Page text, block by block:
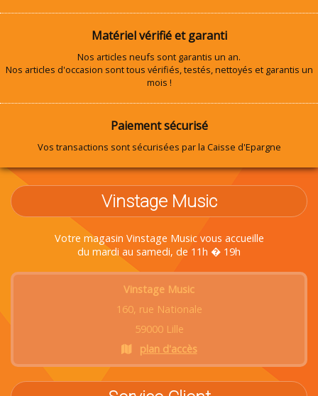
Matériel vérifié et garanti
Nos articles neufs sont garantis un an.
Nos articles d'occasion sont tous vérifiés, testés, nettoyés et garantis un
mois !
Paiement sécurisé
Vos transactions sont sécurisées par la Caisse d'Epargne
Vinstage Music
Votre magasin Vinstage Music vous accueille
du mardi au samedi, de 11h � 19h
Vinstage Music
160, rue Nationale
59000 Lille
plan d'accès